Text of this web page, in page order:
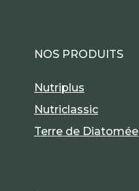
NOS PRODUITS
Nutriplus
Nutriclassic
Terre de Diatomée